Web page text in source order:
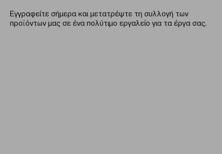
Εγγραφείτε σήμερα και μετατρέψτε τη συλλογή των
προϊόντων μας σε ένα πολύτιμο εργαλείο για τα έργα σας.